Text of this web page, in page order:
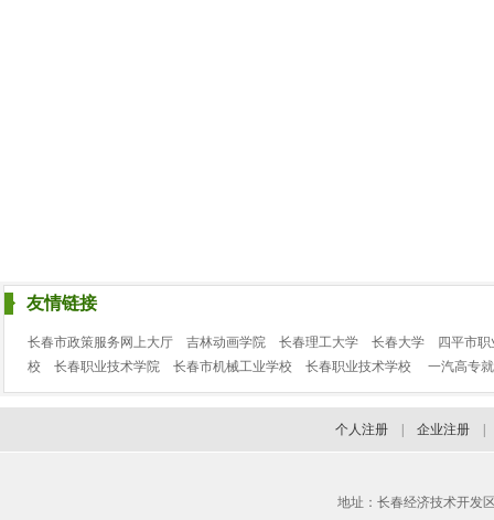
友情链接
长春市政策服务网上大厅 吉林动画学院 长春理工大学 长春大学
四平市
校
长春职业技术学院 长春市机械工业学校 长春职业技术学校 一汽高专
个人注册 企业注册
地址：长春经济技术开发